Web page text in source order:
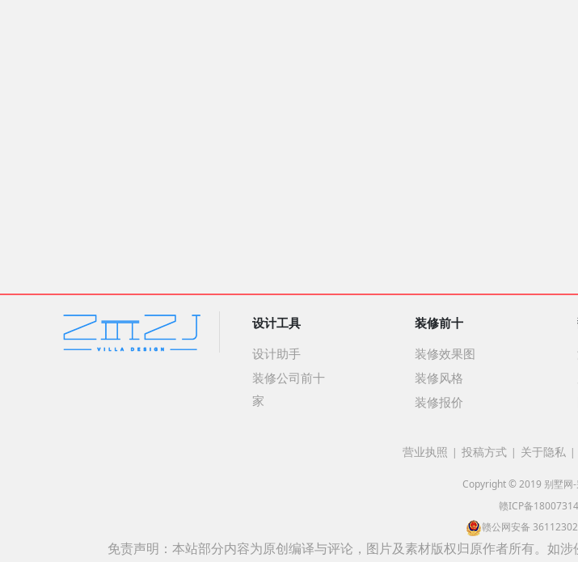
设计工具
设计助手
装修公司前十
家
装修前十
装修效果图
装修风格
装修报价
营业执照 | 投稿方式 | 关于隐私 |
Copyright © 2019 别墅网-
赣ICP备
赣公网安备
免责声明：本站部分内容为原创编译与评论，图片及素材版权归原作者所有。如